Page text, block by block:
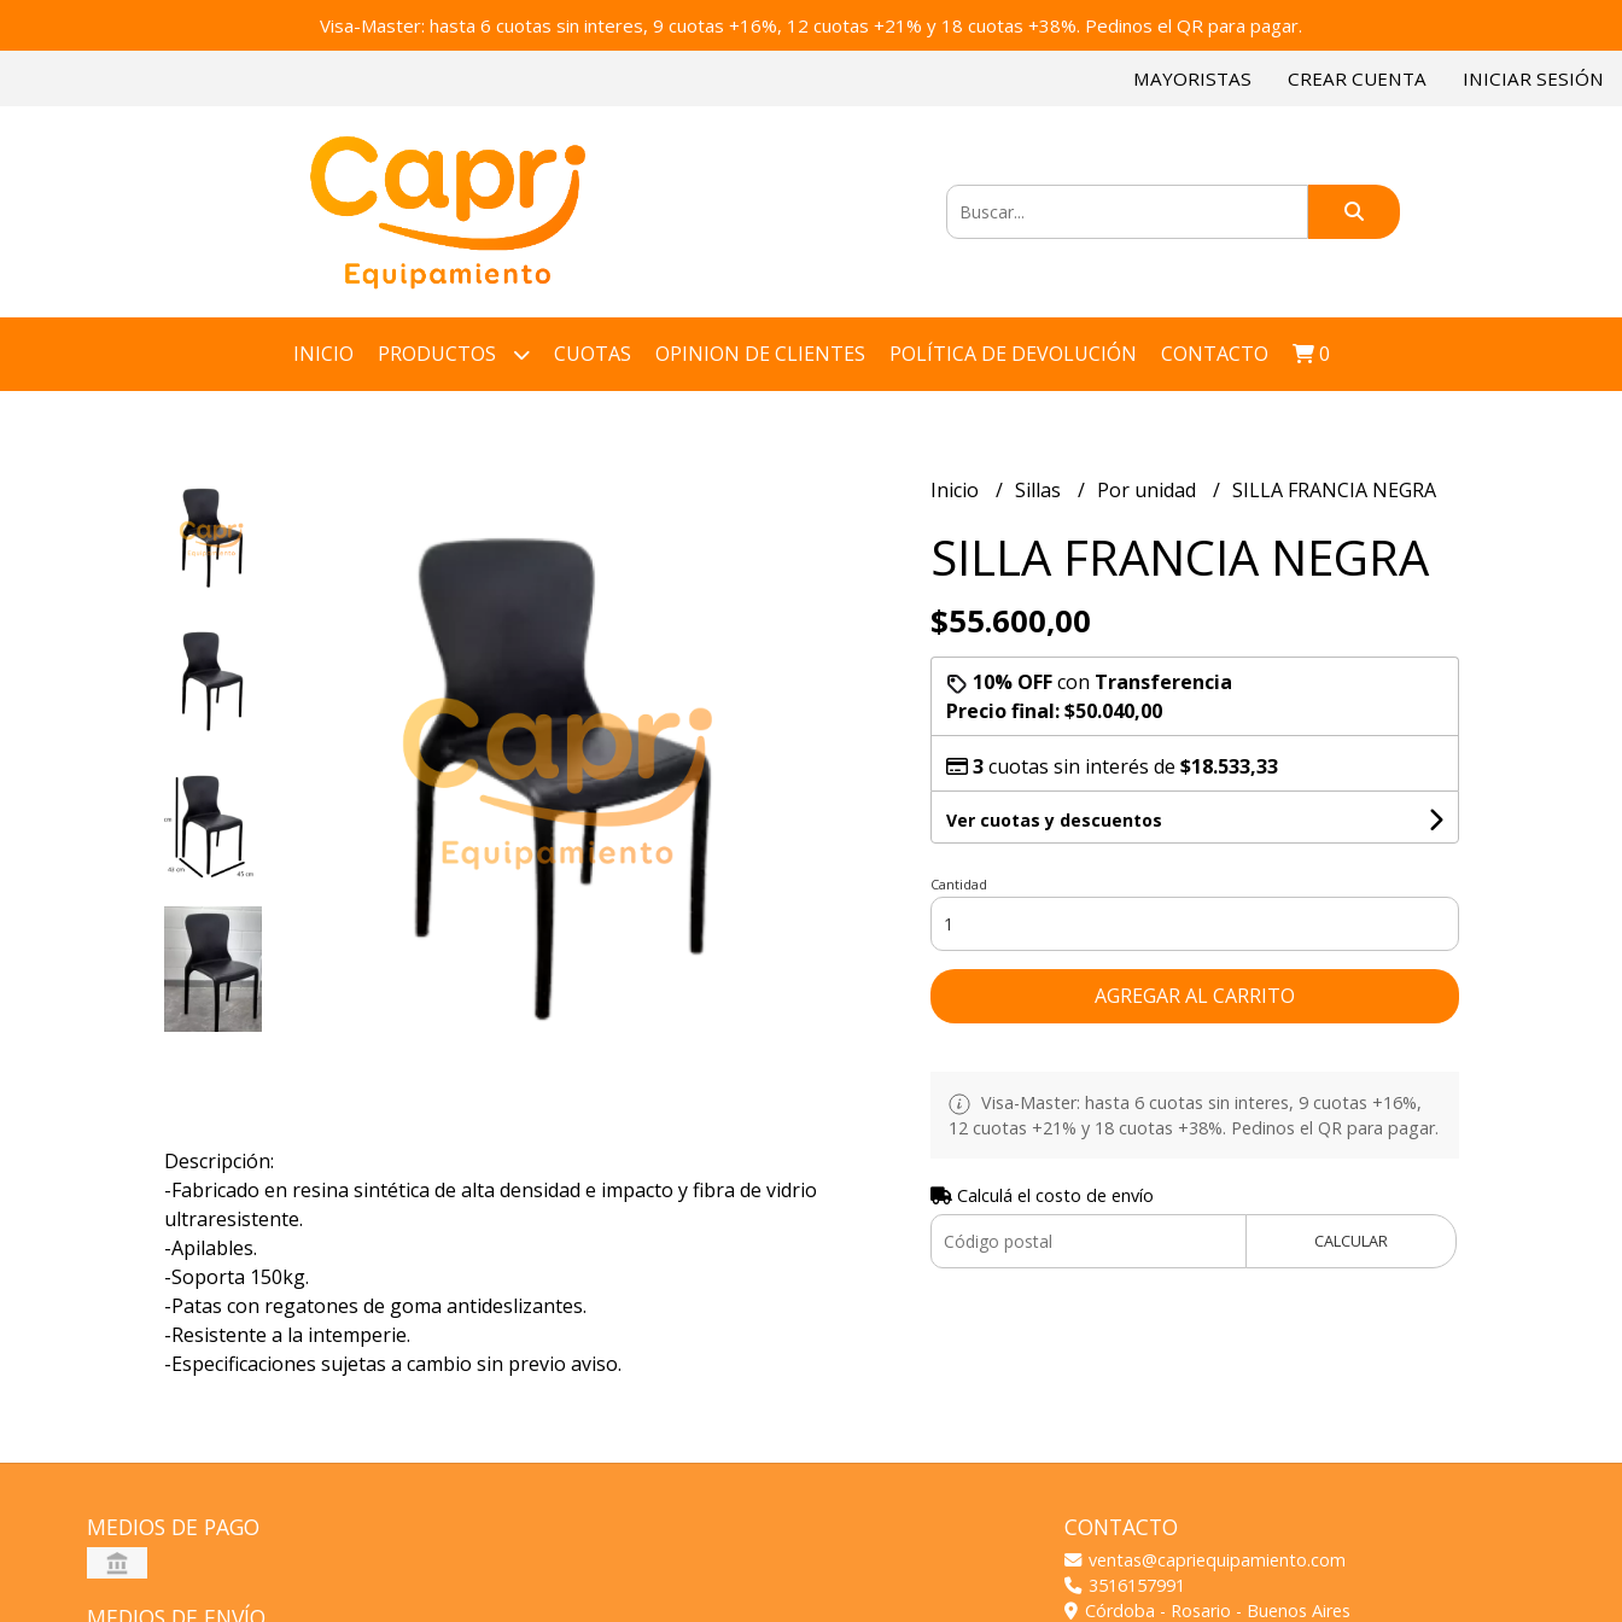
Visa-Master: hasta 6 cuotas sin interes, 9 cuotas +16%, 12 cuotas +21% y 18 cuotas +38%. Pedinos el QR para pagar.
MAYORISTAS CREAR CUENTA INICIAR SESIÓN
INICIO PRODUCTOS CUOTAS OPINION DE CLIENTES POLÍTICA DE DEVOLUCIÓN CONTACTO 0
Descripción:
-Fabricado en resina sintética de alta densidad e impacto y fibra de vidrio
ultraresistente.
-Apilables.
-Soporta 150kg.
-Patas con regatones de goma antideslizantes.
-Resistente a la intemperie.
-Especificaciones sujetas a cambio sin previo aviso.
Inicio Sillas Por unidad SILLA FRANCIA NEGRA
SILLA FRANCIA NEGRA
$55.600,00
10% OFFcon Transferencia
Precio final:$50.040,00
3cuotas sin interés de $18.533,33
Ver cuotas y descuentos
Cantidad
AGREGAR AL CARRITO
Visa-Master: hasta 6 cuotas sin interes, 9 cuotas +16%,
12 cuotas +21% y 18 cuotas +38%. Pedinos el QR para pagar.
Calculá el costo de envío
CALCULAR
MEDIOS DE PAGO CONTACTO
ventas@capriequipamiento.com
3516157991
Córdoba - Rosario - Buenos Aires